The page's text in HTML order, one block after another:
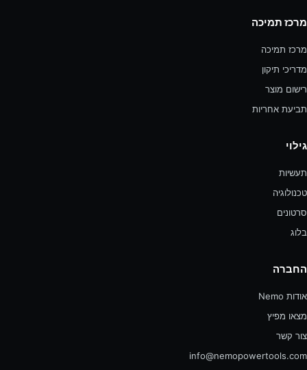
מרכז תמיכה
מרכז תמיכה
מדריכי תיקון
רישום מוצר
תביעת אחריות
גילוי
תעשיות
טכנולוגיה
סרטונים
בלוג
החברה
אודות Nemo
מצאו מפיץ
צור קשר
info@nemopowertools.com